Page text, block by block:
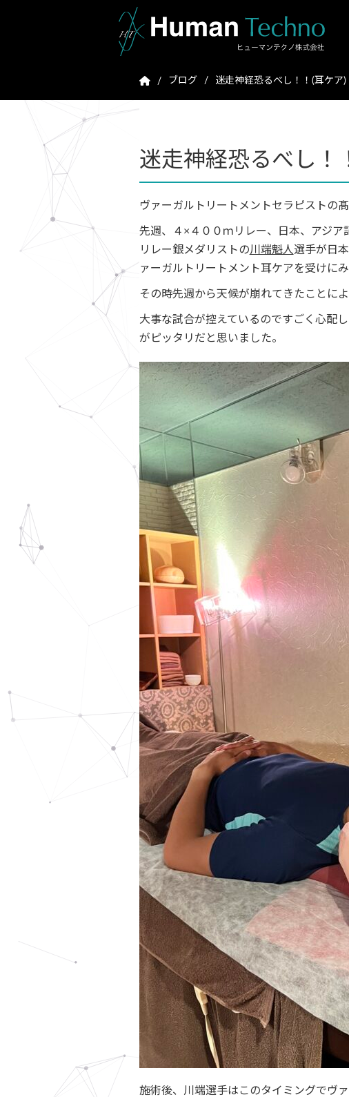
ブログ 迷走神経恐るべし！！(耳ケア)
迷走神経恐るべし！
ヴァーガルトリートメントセラピストの髙
先週、４×４００ｍリレー、日本、アジ
リレー銀メダリストの川端魁人 選手が日
ァーガルトリートメント耳ケアを受けにみ
その時先週から天候が崩れてきたことに
大事な試合が控えているのですごく心配
がピッタリだと思いました。
施術後、川端選手はこのタイミングでヴ